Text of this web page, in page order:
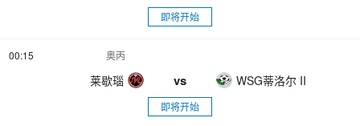
即将开始
00:15 奥丙
莱歇瑙 vs WSG蒂洛尔 II
即将开始